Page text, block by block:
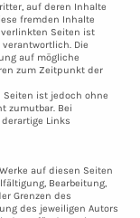
auf deren Inhalte
fremden Inhalte
Seiten ist
Die
auf mögliche
zum Zeitpunkt der
ist jedoch ohne
zumutbar. Bei
Links
auf diesen Seiten
Bearbeitung,
Grenzen des
des jeweiligen Autors